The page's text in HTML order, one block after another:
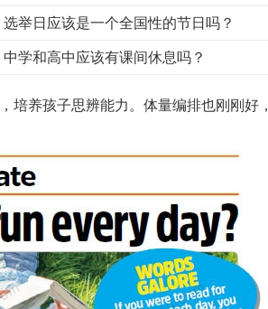
选举日应该是一个全国性的节日吗？
中学和高中应该有课间休息吗？
，培养孩子思辨能力。体量编排也刚刚好，